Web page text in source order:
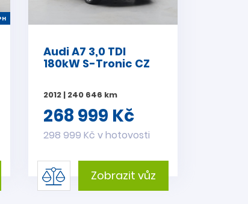
Audi A7 3,0 TDI
180kW S-Tronic CZ
2012 | 240 646 km
268 999 Kč
298 999 Kč v hotovosti
Zobrazit vůz